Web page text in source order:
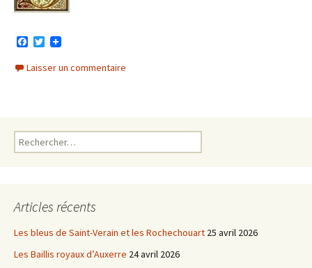
c
e
T
i
t
Laisser un commentaire
Rechercher :
Articles récents
Les bleus de Saint-Verain et les Rochechouart 25 avril 2026
Les Baillis royaux d’Auxerre 24 avril 2026